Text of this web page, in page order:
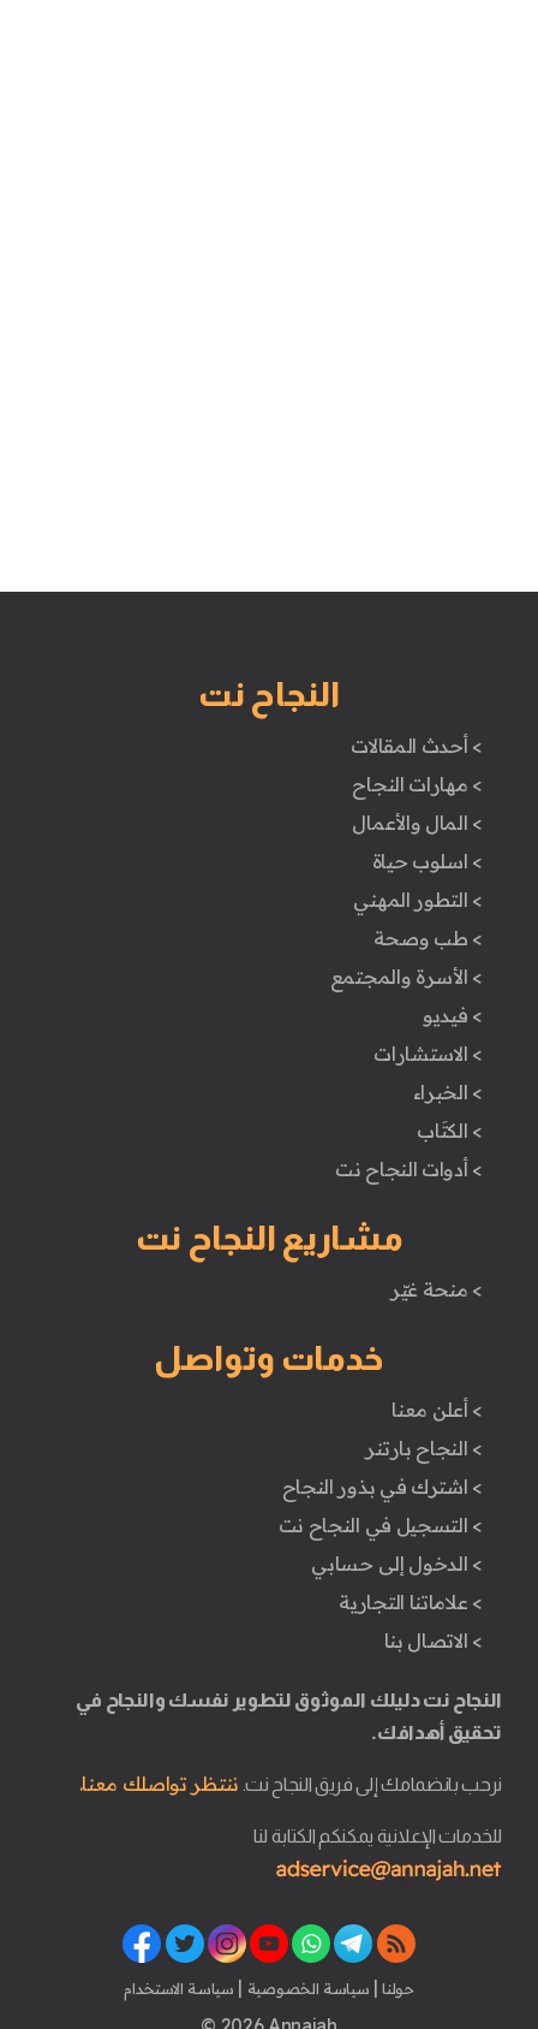
النجاح نت
> أحدث المقالات
> مهارات النجاح
> المال والأعمال
> اسلوب حياة
> التطور المهني
> طب وصحة
> الأسرة والمجتمع
> فيديو
> الاستشارات
> الخبراء
> الكتَاب
> أدوات النجاح نت
مشاريع النجاح نت
> منحة غيّر
خدمات وتواصل
> أعلن معنا
> النجاح بارتنر
> اشترك في بذور النجاح
> التسجيل في النجاح نت
> الدخول إلى حسابي
> علاماتنا التجارية
> الاتصال بنا
النجاح نت دليلك الموثوق لتطوير نفسك والنجاح في
تحقيق أهدافك.
نرحب بانضمامك إلى فريق النجاح نت. ننتظر تواصلك معنا.
للخدمات الإعلانية يمكنكم الكتابة لنا
حولنا | سياسة الخصوصية | سياسة الاستخدام